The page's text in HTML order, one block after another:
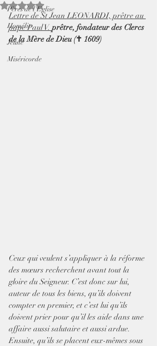
Pères de l'Eglise
Homélie
Jeûne
Miséricorde
Noté NaN étoiles sur 5.
Lettre de St Jean LEONARDI, prêtre au
pape Paul V. prêtre, fondateur des Clercs
de la Mère de Dieu (✝ 1609)
Ceux qui veulent s’appliquer à la réforme
des mœurs recherchent avant tout la
gloire du Seigneur. C’est donc sur lui,
auteur de tous les biens, qu’ils doivent
compter en premier, et c’est lui qu’ils
doivent prier pour qu’il les aide dans une
affaire aussi salutaire et aussi ardue.
Ensuite, qu’ils se placent eux-mêmes sous